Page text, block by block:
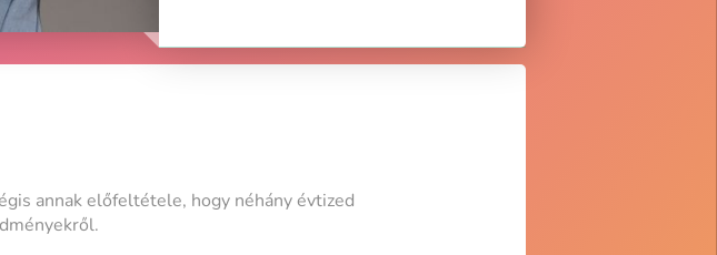
annak előfeltétele, hogy néhány évtized